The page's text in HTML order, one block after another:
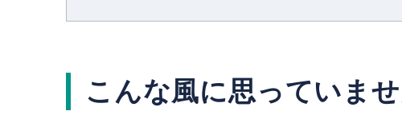
こんな風に思っていま